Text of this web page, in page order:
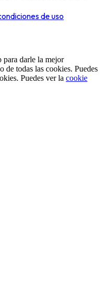
de uso
para darle la mejor
de todas las cookies. Puedes
Puedes ver la cookie